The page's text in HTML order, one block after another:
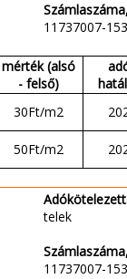
11737007-
mérték (alsó
- felső)
30Ft/m2
50Ft/m2
telek
11737007-